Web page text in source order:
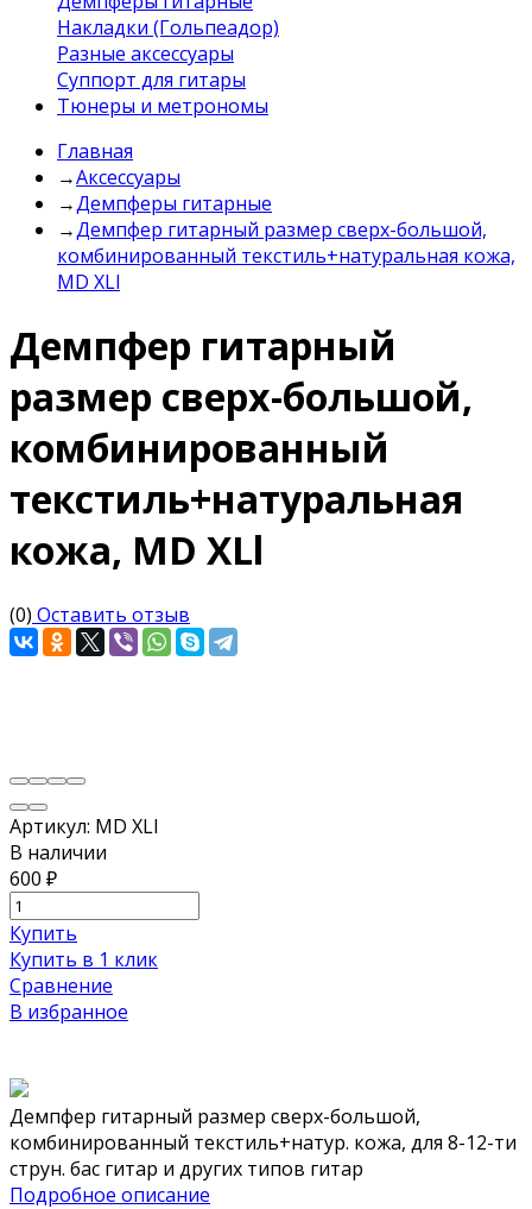
Накладки (Гольпеадор)
Разные аксессуары
Суппорт для гитары
Тюнеры и метрономы
Главная
→Аксессуары
→Демпферы гитарные
→Демпфер гитарный размер сверх-большой,
комбинированный текстиль+натуральная кожа,
MD XLl
Демпфер гитарный
размер сверх-большой,
комбинированный
текстиль+натуральная
кожа, MD XLl
(0) Оставить отзыв
Артикул: MD XLl
В наличии
600 ₽
Купить
Купить в 1 клик
Сравнение
В избранное
Демпфер гитарный размер сверх-большой,
комбинированный текстиль+натур. кожа, для 8-12-ти
струн. бас гитар и других типов гитар
Подробное описание